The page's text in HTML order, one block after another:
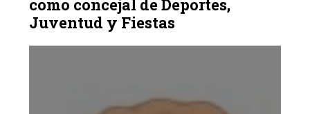
como concejal de Deportes,
Juventud y Fiestas